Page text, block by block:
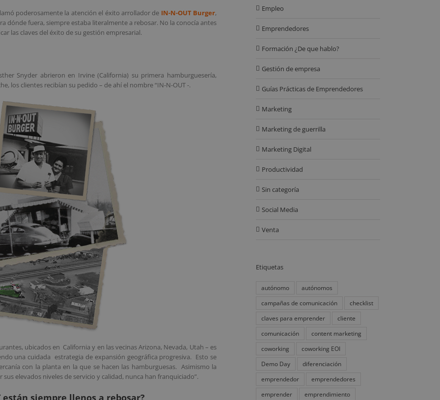
poderosamente la atención el éxito arrollador de IN-N-OUT Burger,
dónde fuera, siempre estaba literalmente a rebosar. No la conocía antes
las claves del éxito de su gestión empresarial.
Snyder abrieron en Irvine (California) su primera hamburguesería,
los clientes recibían su pedido – de ahí el nombre “IN-N-OUT -.
ubicados en California y en las vecinas Arizona, Nevada, Utah – es
una cuidada estrategia de expansión geográfica progresiva. Esto se
con la planta en la que se hacen las hamburguesas. Asimismo la
elevados niveles de servicio y calidad, nunca han franquiciado”.
siempre llenos a rebosar?
Empleo
Emprendedores
Formación ¿De que hablo?
Gestión de empresa
Guías Prácticas de Emprendedores
Marketing
Marketing de guerrilla
Marketing Digital
Productividad
Sin categoría
Social Media
Venta
Etiquetas
autónomo
autónomos
campañas de comunicación
checklist
claves para emprender
cliente
comunicación
content marketing
coworking
coworking EOI
Demo Day
diferenciación
emprendedor
emprendedores
emprender
emprendimiento